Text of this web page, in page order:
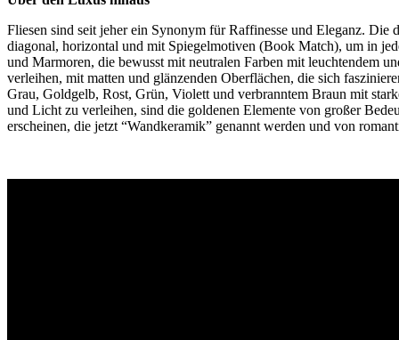
Fliesen sind seit jeher ein Synonym für Raffinesse und Eleganz.
diagonal, horizontal und mit Spiegelmotiven (Book Match), um in
und Marmoren, die bewusst mit neutralen Farben mit leuchtendem
verleihen, mit matten und glänzenden Oberflächen, die sich
Grau, Goldgelb, Rost, Grün, Violett und verbranntem Braun mit
und Licht zu verleihen, sind die goldenen Elemente von großer
erscheinen, die jetzt “Wandkeramik” genannt werden und von